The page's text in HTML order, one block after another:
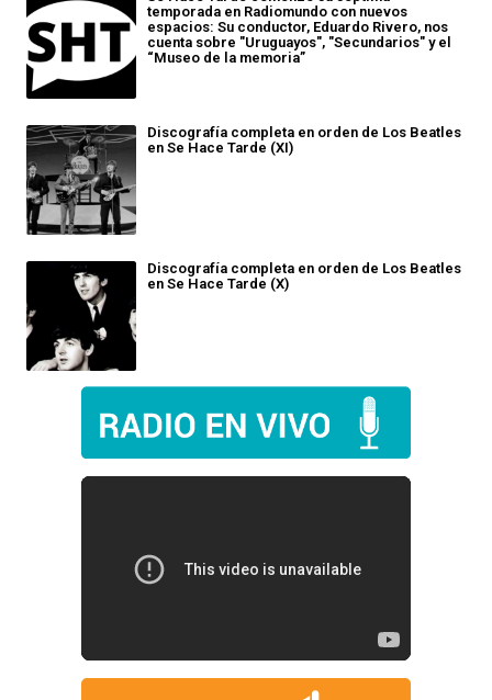
temporada en Radiomundo con nuevos
espacios: Su conductor, Eduardo Rivero, nos
cuenta sobre "Uruguayos", "Secundarios" y el
“Museo de la memoria”
Discografía completa en orden de Los Beatles
en Se Hace Tarde (XI)
Discografía completa en orden de Los Beatles
en Se Hace Tarde (X)